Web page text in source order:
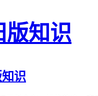
版知识
识